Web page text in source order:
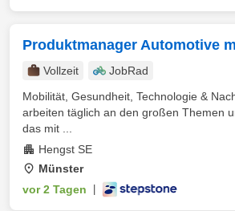
Produktmanager Automotive
Vollzeit
JobRad
Mobilität, Gesundheit, Technologie &
arbeiten täglich an den großen Themen
das mit ...
Hengst SE
Münster
vor 2 Tagen